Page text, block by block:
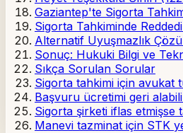
Gaziantep'te Sigorta
Sigorta Tahkiminde
Alternatif Uyuşmazlık
Sonuç: Hukuki Bilgi ve
Sıkça Sorulan Sorular
Sigorta tahkimi için avukat
Başvuru ücretimi geri
Sigorta şirketi iflas etmişse
Manevi tazminat için STK